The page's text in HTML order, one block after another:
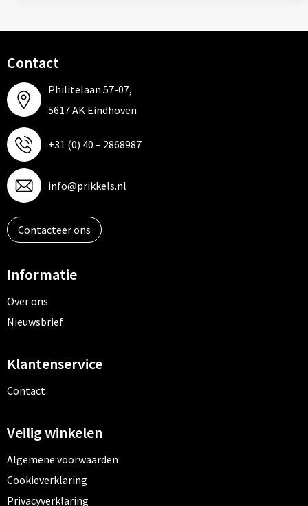
Contact
Philitelaan 57-07,
5617 AK Eindhoven
+31 (0) 40 – 2868987
info@prikkels.nl
Contacteer ons
Informatie
Over ons
Nieuwsbrief
Klantenservice
Contact
Veilig winkelen
Algemene voorwaarden
Cookieverklaring
Privacyverklaring